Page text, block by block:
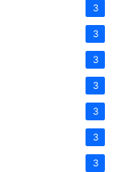
3
3
3
3
3
3
3